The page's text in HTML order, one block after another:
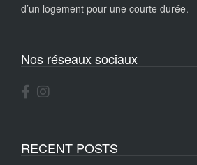
d’un logement pour une courte durée.
Nos réseaux sociaux
RECENT POSTS